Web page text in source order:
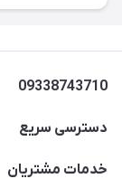
09338743710
دسترسی سریع
حساب کاربری
خدمات مشتریان